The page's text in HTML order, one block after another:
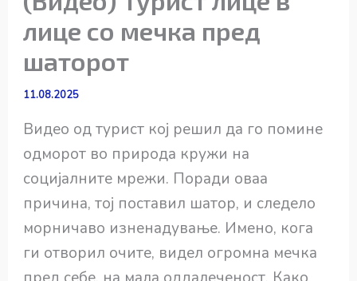
лице со мечка пред
шаторот
11.08.2025
Видео од турист кој решил да го помине
одморот во природа кружи на
социјалните мрежи. Поради оваа
причина, тој поставил шатор, и следело
морничаво изненадување. Имено, кога
ги отворил очите, видел огромна мечка